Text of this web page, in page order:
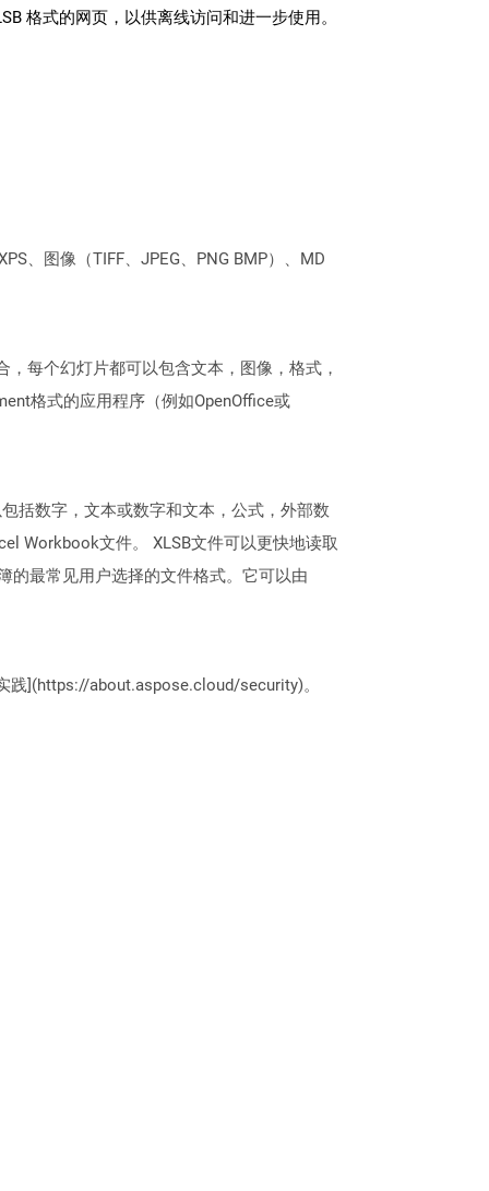
格式的网页，以供离线访问和进一步使用。
、图像（TIFF、JPEG、PNG BMP）、MD
每个幻灯片都可以包含文本，图像，格式，
格式的应用程序（例如OpenOffice或
括数字，文本或数字和文本，公式，外部数
Workbook文件。 XLSB文件可以更快地读取
的最常见用户选择的文件格式。它可以由
践](https://about.aspose.cloud/security)。